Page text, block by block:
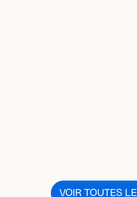
VOIR TOUTES